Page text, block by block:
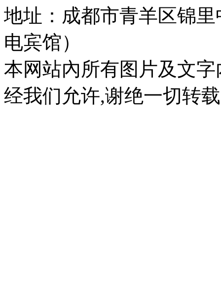
地址：成都市青羊区锦
电宾馆）
本网站內所有图片及文
经我们允许,谢绝一切转载